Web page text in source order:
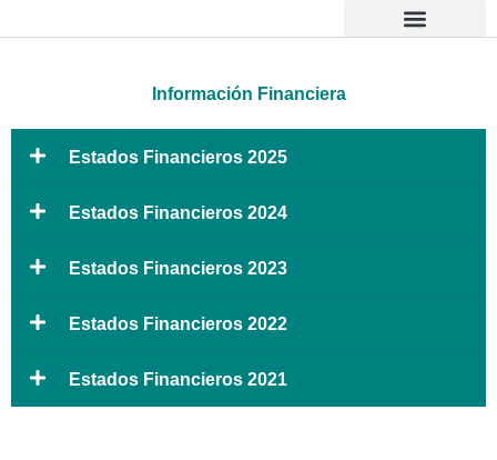
al
Información Financiera
Estados Financieros 2025
Estados Financieros 2024
Estados Financieros 2023
Estados Financieros 2022
Estados Financieros 2021